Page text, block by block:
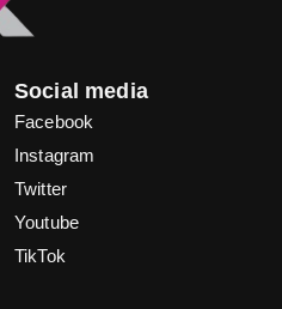
Social media
Facebook
Instagram
Twitter
Youtube
TikTok